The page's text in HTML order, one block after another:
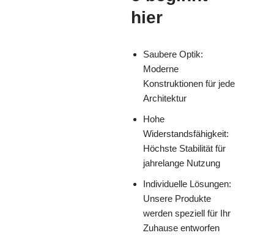
hier
Saubere Optik:
Moderne
Konstruktionen für jede
Architektur
Hohe
Widerstandsfähigkeit:
Höchste Stabilität für
jahrelange Nutzung
Individuelle Lösungen:
Unsere Produkte
werden speziell für Ihr
Zuhause entworfen